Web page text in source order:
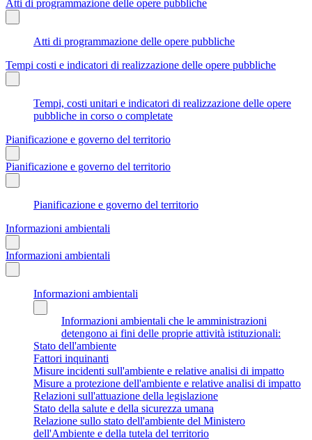
Atti di programmazione delle opere pubbliche
Atti di programmazione delle opere pubbliche
Tempi costi e indicatori di realizzazione delle opere pubbliche
Tempi, costi unitari e indicatori di realizzazione delle opere
pubbliche in corso o completate
Pianificazione e governo del territorio
Pianificazione e governo del territorio
Pianificazione e governo del territorio
Informazioni ambientali
Informazioni ambientali
Informazioni ambientali
Informazioni ambientali che le amministrazioni
detengono ai fini delle proprie attività istituzionali:
Stato dell'ambiente
Fattori inquinanti
Misure incidenti sull'ambiente e relative analisi di impatto
Misure a protezione dell'ambiente e relative analisi di impatto
Relazioni sull'attuazione della legislazione
Stato della salute e della sicurezza umana
Relazione sullo stato dell'ambiente del Ministero
dell'Ambiente e della tutela del territorio